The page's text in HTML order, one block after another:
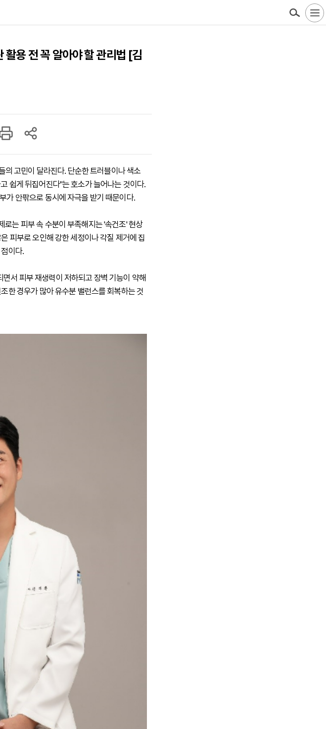
활용 전 꼭 알아야 할 관리법 [김
고민이 달라진다. 단순한 트러블이나 색소
쉽게 뒤집어진다"는 호소가 늘어나는 것이다.
가 안팎으로 동시에 자극을 받기 때문이다.
는 피부 속 수분이 부족해지는 '속건조' 현상
피부로 오인해 강한 세정이나 각질 제거에 집
이다.
서 피부 재생력이 저하되고 장벽 기능이 약해
한 경우가 많아 유수분 밸런스를 회복하는 것